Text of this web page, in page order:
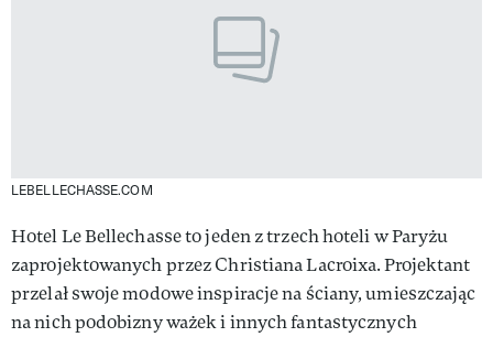
LEBELLECHASSE.COM
Hotel Le Bellechasse to jeden z trzech hoteli w Paryżu
zaprojektowanych przez Christiana Lacroixa. Projektant
przelał swoje modowe inspiracje na ściany, umieszczając
na nich podobizny ważek i innych fantastycznych